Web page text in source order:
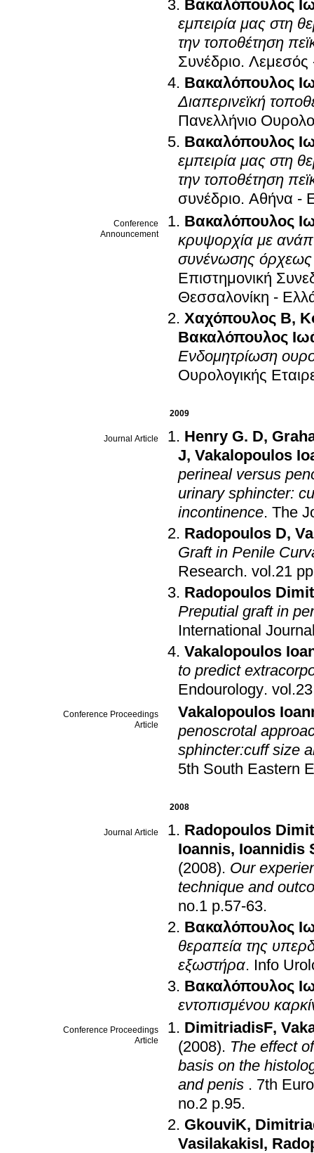
Βακαλόπουλος
εμπειρία μας στη
την τοποθέτηση
Συνέδριο.
Βακαλόπουλος
Διαπερινεϊκή
Πανελλήνιο
Βακαλόπουλος
εμπειρία μας στη
την τοποθέτηση
συνέδριο. Αθήνα -
Conference
Announcement
Βακαλόπουλος
κρυψορχία με
συνένωσης όρχεως
Επιστημονική
Θεσσαλονίκη -
Χαχόπουλος Β,
Βακαλόπουλος
Ενδομητρίωση
Ουρολογικής
2009
Journal Article Henry G. D,
J, Vakalopoulos
perineal versus
urinary sphincter:
incontinence. The
Radopoulos D,
Graft in Ρenile
Research.
Radopoulos
Preputial graft in
International
Vakalopoulos
to predict
Endourology.
Conference Proceedings
Article
Vakalopoulos
penoscrotal
sphincter:cuff size
5th South Eastern
2008
Journal Article
Radopoulos
Ioannis, Ioannidis
(2008). Our
technique and
no.1 p.57-63.
Βακαλόπουλος
θεραπεία της
εξωστήρα. Info
Βακαλόπουλος
εντοπισμένου
Conference Proceedings
Article
DimitriadisF,
(2008). The effect
basis on the
and penis . 7th
no.2 p.95.
GkouviK,
VasilakakisI,